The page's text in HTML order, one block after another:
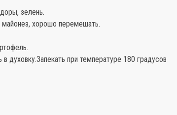
зелень.
майонез, хорошо перемешать.
духовку.Запекать при температуре 180 градусов